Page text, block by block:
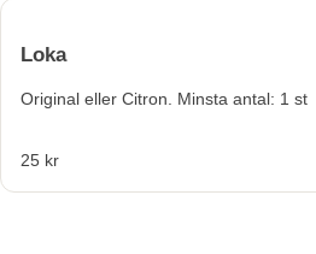
Loka
Original eller Citron. Minsta antal: 1 st
25 kr